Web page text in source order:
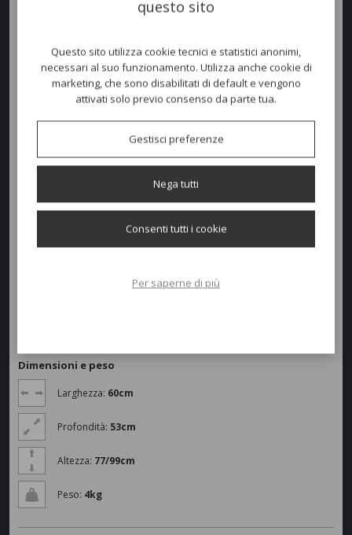
Completo di cuscino seduta, imbottito in poliuretano espanso
Dimensioni e peso
Larghezza: 60cm
Profondità: 53cm
Altezza: 77/99cm
Peso: 4kg
questo sito
Questo sito utilizza cookie tecnici e statistici anonimi,
necessari al suo funzionamento. Utilizza anche cookie di
marketing, che sono disabilitati di default e vengono
attivati solo previo consenso da parte tua.
Gestisci preferenze
Nega tutti
Consenti tutti i cookie
Per saperne di più